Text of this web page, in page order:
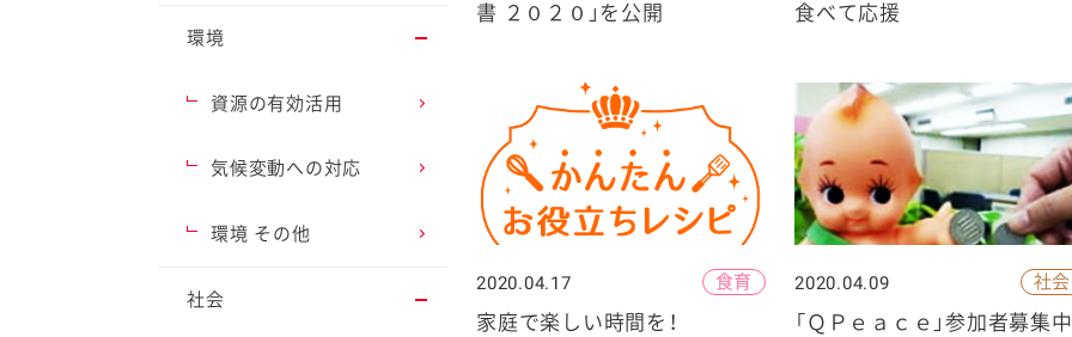
書 ２０２０」を公開
食べて応援
食育
2020.04.17
家庭で楽しい時間を！
社会
2020.04.09
「ＱＰｅａｃｅ」参加者募集中
環境
資源の有効活用
気候変動への対応
環境 その他
社会